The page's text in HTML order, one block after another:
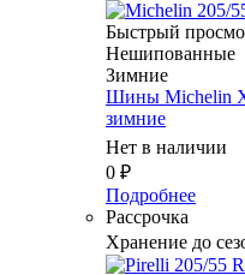
Быстрый
Нешипованные
Зимние
Шины Michelin
зимние
Нет в наличии
0 ₽
Подробнее
Рассрочка
Хранение до